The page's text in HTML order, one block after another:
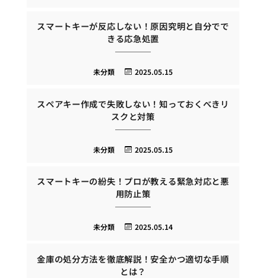
スマートキーが反応しない！原因究明と自分でで
きる応急処置
2025.05.15
未分類
スペアキー作成で失敗しない！知っておくべきリ
スクと対策
2025.05.15
未分類
スマートキーの紛失！プロが教える緊急対応と悪
用防止策
2025.05.14
未分類
金庫の処分方法を徹底解説！安全かつ適切な手順
とは？